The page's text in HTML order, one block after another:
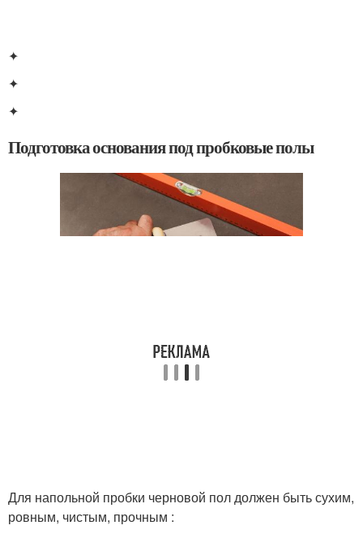
✦
✦
✦
Подготовка основания под пробковые полы
Для напольной пробки черновой пол должен быть сухим,
ровным, чистым, прочным :